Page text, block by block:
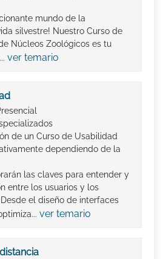
mundo de la
silvestre! Nuestro Curso de
Núcleos Zoológicos es tu
ver temario
de un Curso de Usabilidad
dependiendo de la
las claves para entender y
entre los usuarios y los
el diseño de interfaces
ver temario